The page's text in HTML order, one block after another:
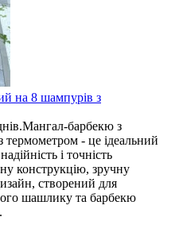
на 8 шампурів з
барбекю з
- це ідеальний
і точність
конструкцію, зручну
створений для
шашлику та барбекю